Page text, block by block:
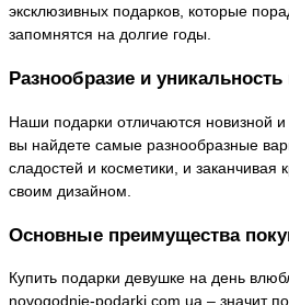
эксклюзивных подарков, которые
запомнятся на долгие годы.
Разнообразие и
Наши подарки отличаются новизной
вы найдете самые разнообразные
сладостей и косметики, и
своим дизайном.
Основные преимущества
Купить подарки девушке на день
novogodnie-podarki.com.ua – значит